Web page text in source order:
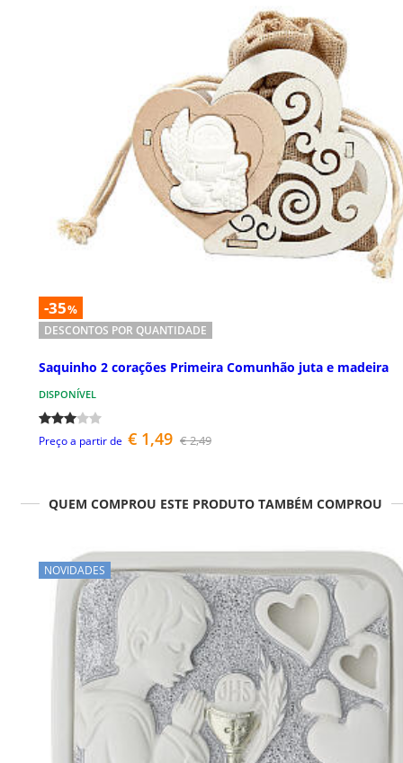
-35%
DESCONTOS POR QUANTIDADE
Saquinho 2 corações Primeira Comunhão juta e madeira
DISPONÍVEL
Preço a partir de € 1,49 € 2,49
QUEM COMPROU ESTE PRODUTO TAMBÉM COMPROU
NOVIDADES